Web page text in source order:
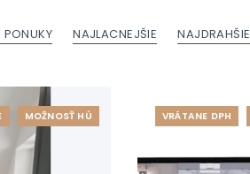
PONUKY NAJLACNEJŠIE NAJDRAHŠIE
MOŽNOSŤ HÚ VRÁTANE DPH